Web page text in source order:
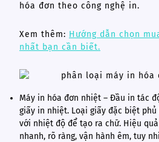
hóa đơn theo công nghệ in.
Xem thêm: Hướng dẫn chọn
nhất bạn cần biết.
Máy in hóa đơn nhiệt – Đầu in tác
giấy in nhiệt. Loại giấy đặc biệt
với nhiệt độ để tạo ra chữ. Hiệu
nhanh, rõ ràng, vận hành êm, tuy